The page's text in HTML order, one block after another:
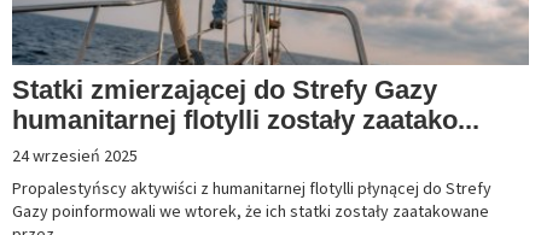
Statki zmierzającej do Strefy Gazy
humanitarnej flotylli zostały zaatako...
24 wrzesień 2025
Propalestyńscy aktywiści z humanitarnej flotylli płynącej do Strefy
Gazy poinformowali we wtorek, że ich statki zostały zaatakowane